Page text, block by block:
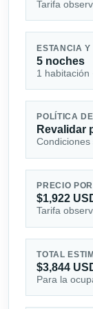
Tarifa
ESTANCIA Y
5 noches
1 habitación
POLÍTICA
Revalidar
PRECIO
$1,922
Tarifa
TOTAL
$3,844
Para la